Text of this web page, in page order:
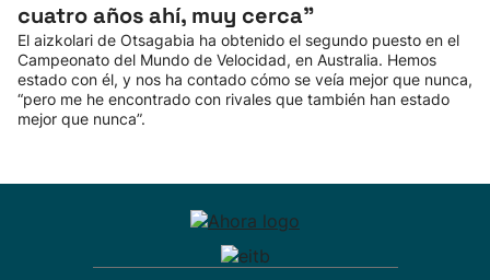
cuatro años ahí, muy cerca”
El aizkolari de Otsagabia ha obtenido el segundo puesto en el
Campeonato del Mundo de Velocidad, en Australia. Hemos
estado con él, y nos ha contado cómo se veía mejor que nunca,
“pero me he encontrado con rivales que también han estado
mejor que nunca”.